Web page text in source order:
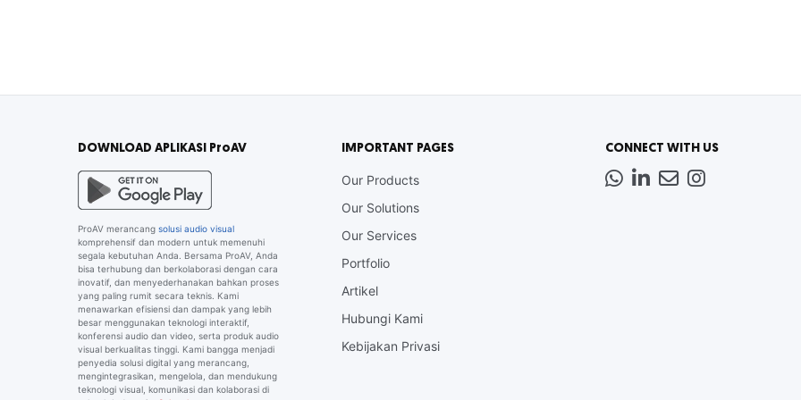
DOWNLOAD APLIKASI ProAV
ProAV merancang solusi audio visual
komprehensif dan modern untuk memenuhi
segala kebutuhan Anda. Bersama ProAV, Anda
bisa terhubung dan berkolaborasi dengan cara
inovatif, dan menyederhanakan bahkan proses
yang paling rumit secara teknis. Kami
menawarkan efisiensi dan dampak yang lebih
besar menggunakan teknologi interaktif,
konferensi audio dan video, serta produk audio
visual berkualitas tinggi. Kami bangga menjadi
penyedia solusi digital yang merancang,
mengintegrasikan, mengelola, dan mendukung
teknologi visual, komunikasi dan kolaborasi di
IMPORTANT PAGES
Our Products
Our Solutions
Our Services
Portfolio
Artikel
Hubungi Kami
Kebijakan Privasi
CONNECT WITH US
Whatsapp
LinkedIn
NewsInstagram